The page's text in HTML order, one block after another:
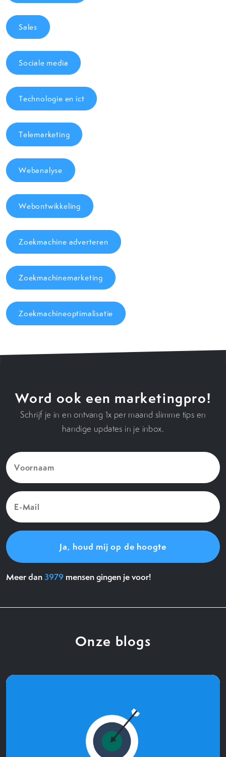
Sales
Sociale media
Technologie en ict
Telemarketing
Webanalyse
Webontwikkeling
Zoekmachine adverteren
Zoekmachinemarketing
Zoekmachineoptimalisatie
Word ook een marketingpro!
Schrijf je in en ontvang 1x per maand slimme tips en
handige updates in je inbox.
Voornaam
(Vereist)
E-
Mail
(Vereist)
Meer dan3979 mensen gingen je voor!
Onze blogs